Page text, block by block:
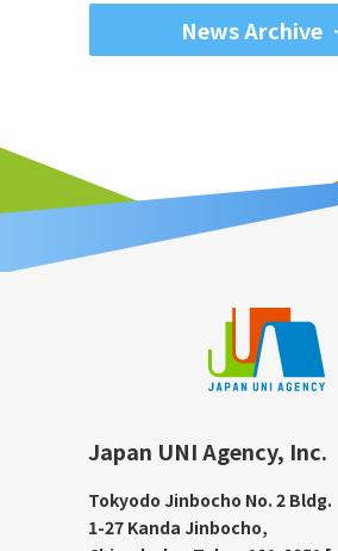
News Archive
Japan UNI Agency, Inc.
Tokyodo Jinbocho No. 2 Bldg.
1-27 Kanda Jinbocho,